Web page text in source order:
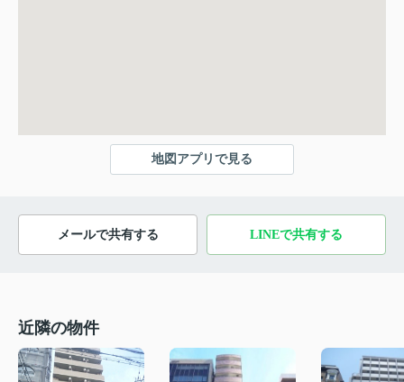
地図アプリで見る
メールで共有する LINEで共有する
近隣の物件